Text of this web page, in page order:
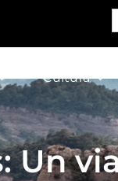
Cultura